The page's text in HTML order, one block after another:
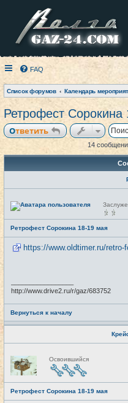
FAQ
Список форумов
Ретрофест Сорокина
Ответить
14
Н
е
е
т
и
Ретрофест Сорокина 18-19 мая
https://www.oldtimer.ru/retro-
http://www.drive2.ru/r/gaz/683752
Вернуться к началу
Н
е
в
с
е
т
и
Освоившийся
Ретрофест Сорокина 18-19 мая